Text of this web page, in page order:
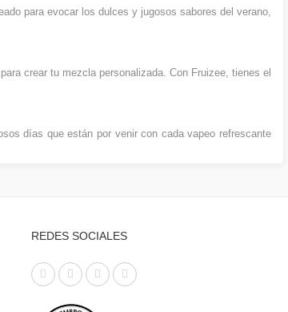
para evocar los dulces y jugosos sabores del verano,
crear tu mezcla personalizada. Con Fruizee, tienes el
días que están por venir con cada vapeo refrescante
REDES SOCIALES